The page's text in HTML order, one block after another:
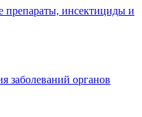
препараты, инсектициды и
заболеваний органов